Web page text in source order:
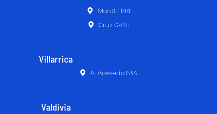
Montt 1198
Cruz 0491
Villarrica
A. Acevedo 834
Valdivia